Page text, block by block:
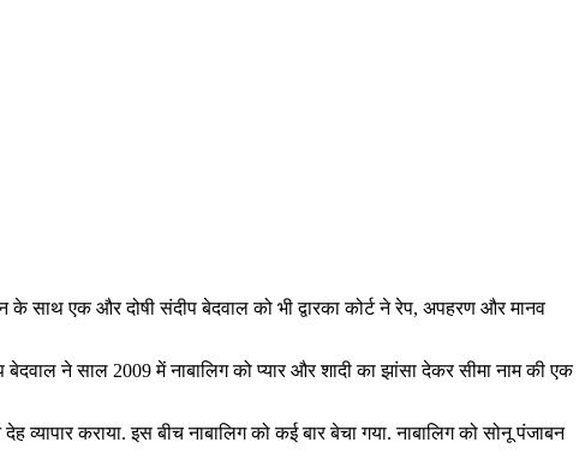
साथ एक और दोषी संदीप बेदवाल को भी द्वारका कोर्ट ने रेप, अपहरण और मानव
ने साल 2009 में नाबालिग को प्यार और शादी का झांसा देकर सीमा नाम की एक
कराया. इस बीच नाबालिग को कई बार बेचा गया. नाबालिग को सोनू पंजाबन